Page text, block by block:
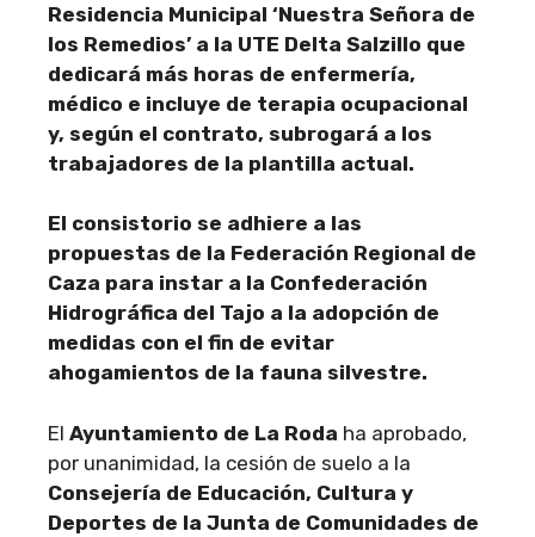
Residencia Municipal ‘Nuestra Señora de
los Remedios’ a la UTE Delta Salzillo que
dedicará más horas de enfermería,
médico e incluye de terapia ocupacional
y, según el contrato, subrogará a los
trabajadores de la plantilla actual.
El consistorio se adhiere a las
propuestas de la Federación Regional de
Caza para instar a la Confederación
Hidrográfica del Tajo a la adopción de
medidas con el fin de evitar
ahogamientos de la fauna silvestre.
El Ayuntamiento de La Roda ha aprobado,
por unanimidad, la cesión de suelo a la
Consejería de Educación, Cultura y
Deportes de la Junta de Comunidades de